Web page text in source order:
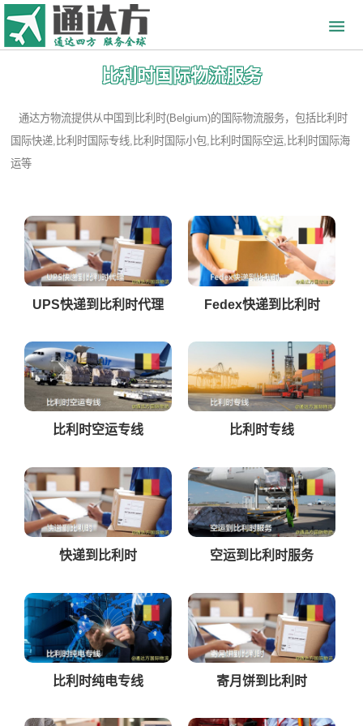
比利时国际物流服务
通达方物流提供从中国到比利时(Belgium)的国际物流服务，包括比利时
国际快递,比利时国际专线,比利时国际小包,比利时国际空运,比利时国际海
运等
UPS快递到比利时代理 Fedex快递到比利时
比利时空运专线 比利时专线
快递到比利时 空运到比利时服务
比利时纯电专线 寄月饼到比利时